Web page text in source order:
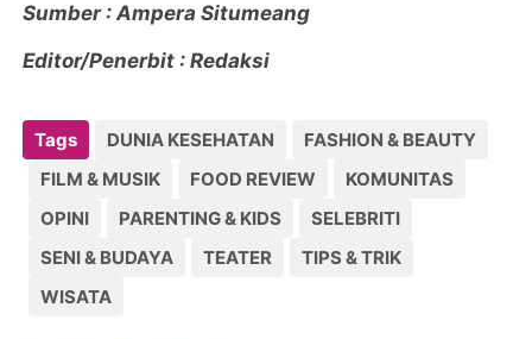
Sumber : Ampera Situmeang
Editor/Penerbit : Redaksi
Tags DUNIA KESEHATAN
FASHION & BEAUTY
FILM & MUSIK
FOOD REVIEW
KOMUNITAS
OPINI
PARENTING & KIDS
SELEBRITI
SENI & BUDAYA
TEATER
TIPS & TRIK
WISATA